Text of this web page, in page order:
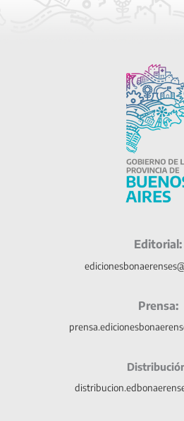
Editorial:
Prensa: